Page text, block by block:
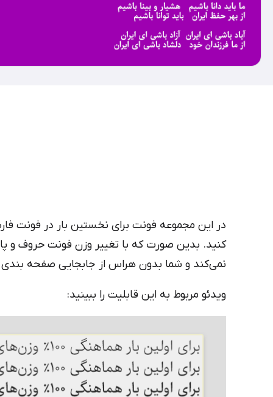
کنید. بدین صورت که با تغییر وزن فونت حروف و
نمی‌کند و شما بدون هراس از جابجایی صفحه بندی
ویدئو مربوط به این قابلیت را ببینید: